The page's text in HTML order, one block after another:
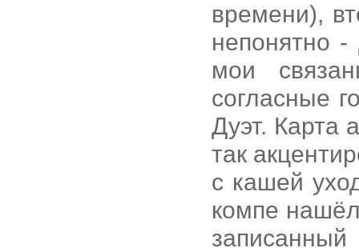
времени),
непонятно
мои
согласные
Дуэт. Карта
так
с кашей
компе